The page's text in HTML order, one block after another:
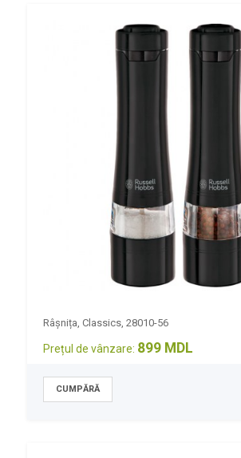
Râșnița, Classics, 28010-56
Prețul de vânzare: 899 MDL